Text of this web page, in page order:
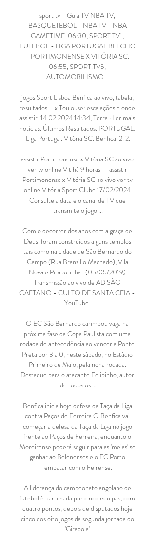
sport tv - Guia TV NBA TV,
BASQUETEBOL - NBA TV - NBA
GAMETIME. 06:30, SPORT.TV1,
FUTEBOL - LIGA PORTUGAL BETCLIC
- PORTIMONENSE X VITÓRIA SC.
06:55, SPORT.TV5,
AUTOMOBILISMO ...
jogos Sport Lisboa Benfica ao vivo, tabela,
resultados ... x Toulouse: escalações e onde
assistir. 14.02.2024 14:34, Terra · Ler mais
notícias. Últimos Resultados. PORTUGAL:
Liga Portugal. Vitória SC. Benfica. 2. 2.
assistir Portimonense x Vitória SC ao vivo
ver tv online Vit há 9 horas — assistir
Portimonense x Vitória SC ao vivo ver tv
online Vitória Sport Clube 17/02/2024
Consulte a data e o canal de TV que
transmite o jogo ...
Com o decorrer dos anos com a graça de
Deus, foram construídos alguns templos
tais como na cidade de São Bernardo do
Campo (Rua Branzilio Machado), Vila
Nova e Piraporinha.. (05/05/2019)
Transmissão ao vivo de AD SÃO
CAETANO - CULTO DE SANTA CEIA -
YouTube .
O EC São Bernardo carimbou vaga na
próxima fase da Copa Paulista com uma
rodada de antecedência ao vencer a Ponte
Preta por 3 a 0, neste sábado, no Estádio
Primeiro de Maio, pela nona rodada.
Destaque para o atacante Felipinho, autor
de todos os …
Benfica inicia hoje defesa da Taça da Liga
contra Paços de Ferreira O Benfica vai
começar a defesa da Taça da Liga no jogo
frente ao Paços de Ferreira, enquanto o
Moreirense poderá seguir para as 'meias' se
ganhar ao Belenenses e o FC Porto
empatar com o Feirense.
A liderança do campeonato angolano de
futebol é partilhada por cinco equipas, com
quatro pontos, depois de disputados hoje
cinco dos oito jogos da segunda jornada do
'Girabola'.